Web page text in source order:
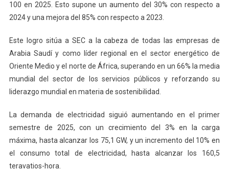
100 en 2025. Esto supone un aumento del 30% con respecto a
2024 y una mejora del 85% con respecto a 2023.
Este logro sitúa a SEC a la cabeza de todas las empresas de
Arabia Saudí y como líder regional en el sector energético de
Oriente Medio y el norte de África, superando en un 66% la media
mundial del sector de los servicios públicos y reforzando su
liderazgo mundial en materia de sostenibilidad.
La demanda de electricidad siguió aumentando en el primer
semestre de 2025, con un crecimiento del 3% en la carga
máxima, hasta alcanzar los 75,1 GW, y un incremento del 10% en
el consumo total de electricidad, hasta alcanzar los 160,5
teravatios-hora.